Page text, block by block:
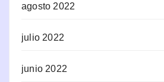
agosto 2022
julio 2022
junio 2022